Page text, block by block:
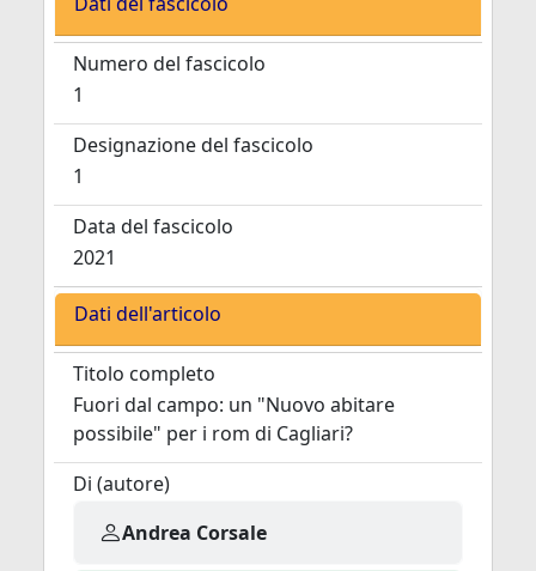
Numero del fascicolo
1
Designazione del fascicolo
1
Data del fascicolo
2021
Dati dell'articolo
Titolo completo
Fuori dal campo: un "Nuovo abitare
possibile" per i rom di Cagliari?
Di (autore)
Andrea Corsale